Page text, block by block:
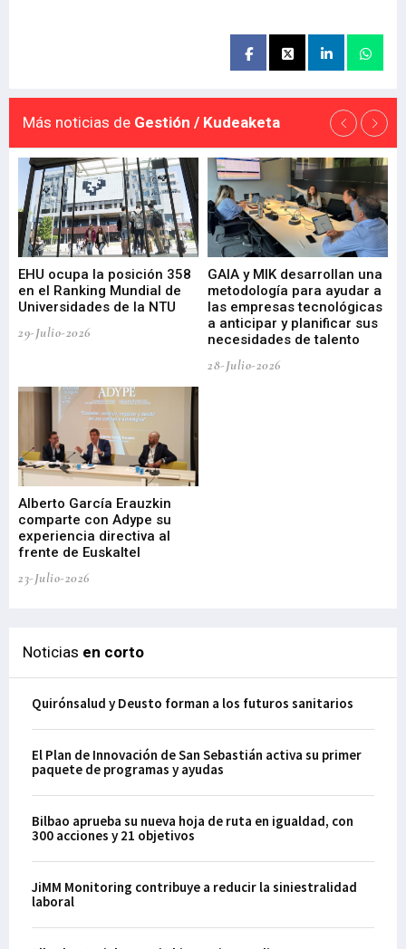
Más noticias de Gestión / Kudeaketa
EHU ocupa la posición 358
en el Ranking Mundial de
Universidades de la NTU
29-Julio-2026
GAIA y MIK desarrollan una
metodología para ayudar a
las empresas tecnológicas
a anticipar y planificar sus
necesidades de talento
28-Julio-2026
Alberto García Erauzkin
comparte con Adype su
experiencia directiva al
frente de Euskaltel
23-Julio-2026
Noticias en corto
Quirónsalud y Deusto forman a los futuros sanitarios
El Plan de Innovación de San Sebastián activa su primer
paquete de programas y ayudas
Bilbao aprueba su nueva hoja de ruta en igualdad, con
300 acciones y 21 objetivos
JiMM Monitoring contribuye a reducir la siniestralidad
laboral